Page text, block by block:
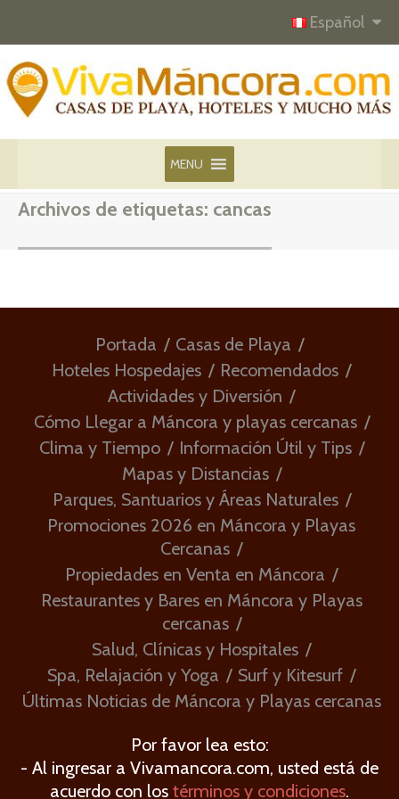
Español
MENU
Archivos de etiquetas: cancas
Portada
Casas de Playa
Hoteles Hospedajes
Recomendados
Actividades y Diversión
Cómo Llegar a Máncora y playas cercanas
Clima y Tiempo
Información Útil y Tips
Mapas y Distancias
Parques, Santuarios y Áreas Naturales
Promociones 2026 en Máncora y Playas
Cercanas
Propiedades en Venta en Máncora
Restaurantes y Bares en Máncora y Playas
cercanas
Salud, Clínicas y Hospitales
Spa, Relajación y Yoga
Surf y Kitesurf
Últimas Noticias de Máncora y Playas cercanas
Por favor lea esto:
- Al ingresar a Vivamancora.com, usted está de
acuerdo con los términos y condiciones.